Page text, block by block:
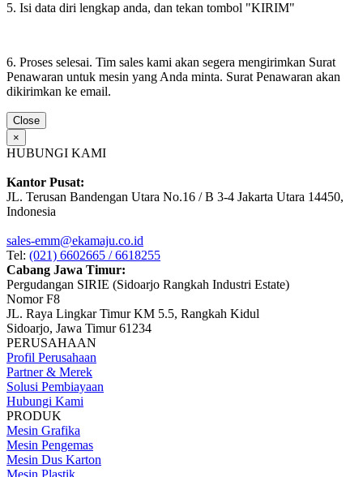
5. Isi data diri lengkap anda, dan tekan tombol "KIRIM"
6. Proses selesai. Tim sales kami akan segera mengirimkan Surat
Penawaran untuk mesin yang Anda minta. Surat Penawaran akan
dikirimkan ke email.
Close
×
HUBUNGI KAMI
Kantor Pusat:
JL. Terusan Bandengan Utara No.16 / B 3-4 Jakarta Utara 14450,
Indonesia
sales-emm@ekamaju.co.id
Tel: (021) 6602665 / 6618255
Cabang Jawa Timur:
Pergudangan SIRIE (Sidoarjo Rangkah Industri Estate)
Nomor F8
JL. Raya Lingkar Timur KM 5.5, Rangkah Kidul
Sidoarjo, Jawa Timur 61234
PERUSAHAAN
Profil Perusahaan
Partner & Merek
Solusi Pembiayaan
Hubungi Kami
PRODUK
Mesin Grafika
Mesin Pengemas
Mesin Dus Karton
Mesin Plastik